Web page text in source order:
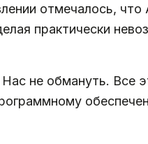
отмечалось, что
практически
не обмануть. Все